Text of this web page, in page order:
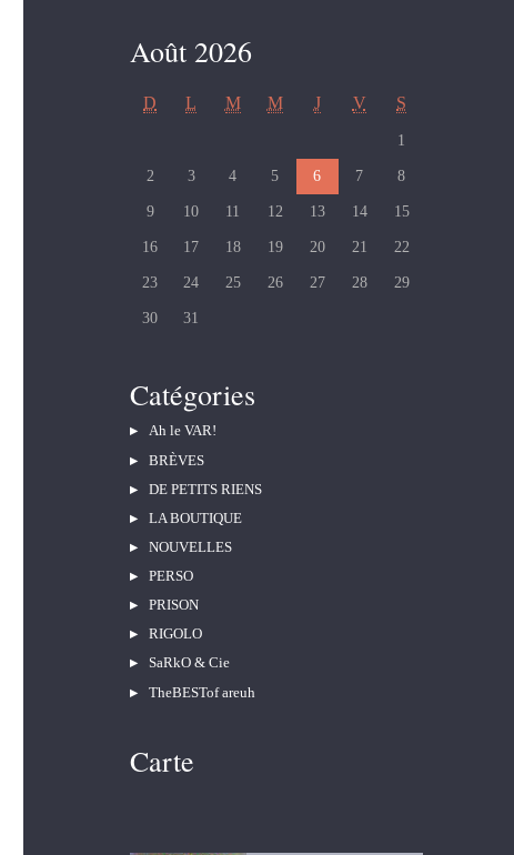
Août 2026
D L M M J V S
1
2 3 4 5 6 7 8
9 10 11 12 13 14 15
16 17 18 19 20 21 22
23 24 25 26 27 28 29
30 31
Catégories
Ah le VAR!
BRÈVES
DE PETITS RIENS
LA BOUTIQUE
NOUVELLES
PERSO
PRISON
RIGOLO
SaRkO & Cie
TheBESTof areuh
Carte